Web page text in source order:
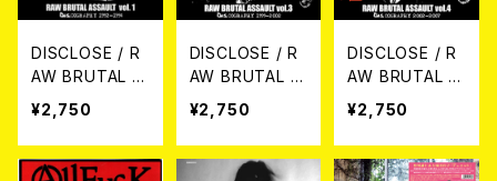
DISCLOSE / R
AW BRUTAL A
SSAULT Vol.1 :
DISCOGRAPH
Y 1992-1994
(2CD)
¥2,750
DISCLOSE / R
AW BRUTAL A
SSAULT Vol.3
: DISCOGRAPH
Y 1999-2002
(2xCD)
¥2,750
DISCLOSE / R
AW BRUTAL A
SSAULT Vol.4
: DISCOGRAPH
Y 2002-2007
(2xCD)
¥2,750